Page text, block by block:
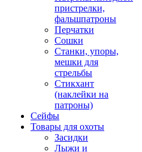
пристрелки,
фальшпатроны
Перчатки
Сошки
Станки, упоры,
мешки для
стрельбы
Стикхант
(наклейки на
патроны)
Сейфы
Товары для охоты
Засидки
Лыжи и